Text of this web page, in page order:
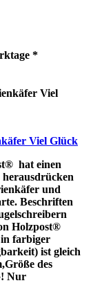
*
Viel Glück
hat einen
und
Beschriften
Holzpost®
farbiger
ist gleich
des
Nur